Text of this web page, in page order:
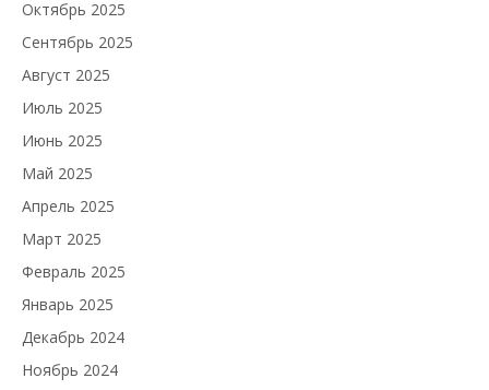
Октябрь 2025
Сентябрь 2025
Август 2025
Июль 2025
Июнь 2025
Май 2025
Апрель 2025
Март 2025
Февраль 2025
Январь 2025
Декабрь 2024
Ноябрь 2024